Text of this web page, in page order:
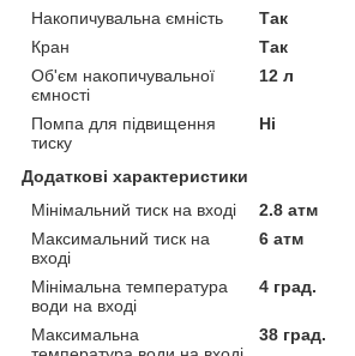
Накопичувальна ємність
Так
Кран
Так
Об'єм накопичувальної
ємності
12 л
Помпа для підвищення
тиску
Ні
Додаткові характеристики
Мінімальний тиск на вході
2.8 атм
Максимальний тиск на
вході
6 атм
Мінімальна температура
води на вході
4 град.
Максимальна
38 град.